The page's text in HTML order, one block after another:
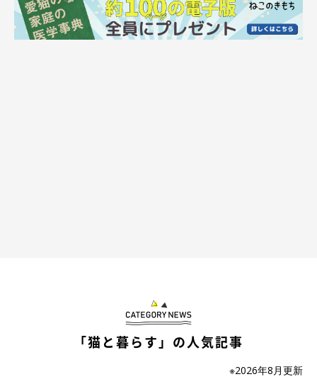
マンチカンの性格｜順応性が高い
「猫と暮らす」の人気記事
※2026年8月更新